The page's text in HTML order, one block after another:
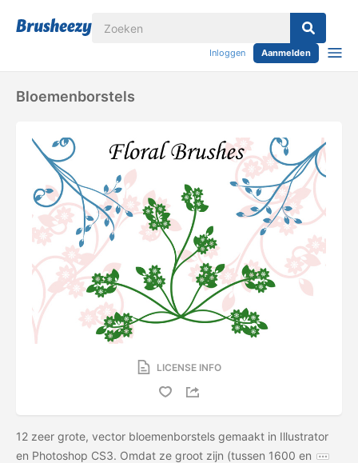
Inloggen Aanmelden
Bloemenborstels
LICENSE INFO
12 zeer grote, vector bloemenborstels gemaakt in Illustrator
en Photoshop CS3. Omdat ze groot zijn (tussen 1600 en